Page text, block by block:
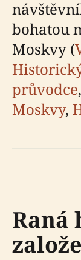
bohatou
Moskvy (
průvodce,
Moskvy,
Raná